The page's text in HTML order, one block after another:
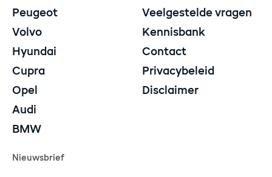
Peugeot
Volvo
Hyundai
Cupra
Opel
Audi
BMW
Veelgestelde vragen
Kennisbank
Contact
Privacybeleid
Disclaimer
Nieuwsbrief